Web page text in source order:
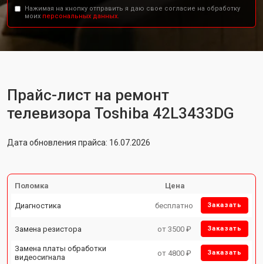
Нажимая на кнопку отправить я даю свое согласие на обработку
моих персональных данных.
Прайс-лист на ремонт
телевизора Toshiba 42L3433DG
Дата обновления прайса: 16.07.2026
Поломка Цена
Диагностика бесплатно Заказать
Замена резистора от 3500 ₽ Заказать
Замена платы обработки
видеосигнала
от 4800 ₽ Заказать